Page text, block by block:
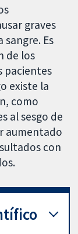
graves
Es
de los
pacientes
existe la
como
al sesgo de
aumentado
con